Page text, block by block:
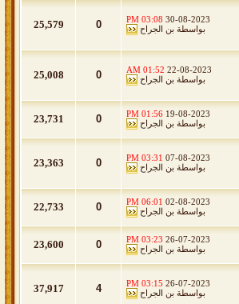
30-08-2023
03:08 PM
بواسطة بن الجراح 0
25,579
22-08-2023
01:52 AM
بواسطة بن الجراح 0
25,008
19-08-2023
01:56 PM
بواسطة بن الجراح 0
23,731
07-08-2023
03:31 PM
بواسطة بن الجراح 0
23,363
02-08-2023
06:01 PM
بواسطة بن الجراح 0
22,733
26-07-2023
03:23 PM
بواسطة بن الجراح 0
23,600
26-07-2023
03:15 PM
بواسطة بن الجراح 4
37,917